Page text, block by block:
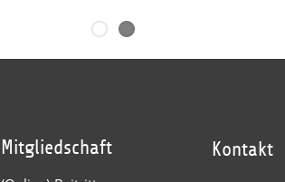
Mitgliedschaft Kontakt